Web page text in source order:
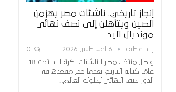
إنجاز تاريخي.. ناشئات مصر يهزمن
الصين ويتأهلن إلى نصف نهائي
مونديال اليد
زياد عاطف 6 أغسطس 2026
واصل منتخب مصر للناشئات لكرة اليد تحت 18
عامًا كتابة التاريخ، بعدما حجز مقعده في
الدور نصف النهائي لبطولة العالم…